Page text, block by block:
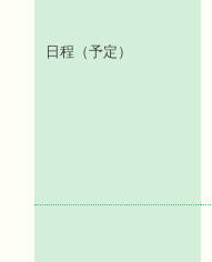
日程（予定）